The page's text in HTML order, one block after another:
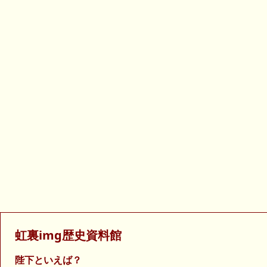
虹裏img歴史資料館
陛下といえば？